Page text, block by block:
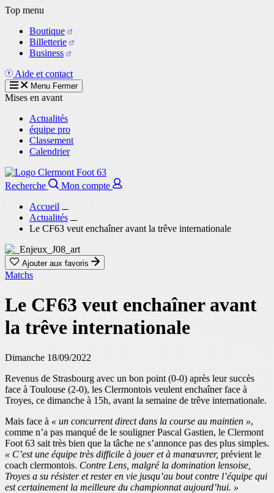
Aller
contenu
principal
Top menu
Boutique
Billetterie
Business
Aide et contact
Menu Fermer
Mises en avant
Actualités
équipe pro
Classement
Calendrier
Recherche
Mon compte
Accueil
Actualités
Le CF63 veut enchaîner avant la trêve internationale
Ajouter aux favoris
Matchs
Le CF63 veut enchaîner avant
la trêve internationale
Dimanche 18/09/2022
Revenus de Strasbourg avec un bon point (0-0) après leur succès
face à Toulouse (2-0), les Clermontois veulent enchaîner face à
Troyes, ce dimanche à 15h, avant la semaine de trêve internationale.
Mais face à « un concurrent direct dans la course au maintien »,
comme n’a pas manqué de le souligner Pascal Gastien, le Clermont
Foot 63 sait très bien que la tâche ne s’annonce pas des plus simples.
« C’est une équipe très difficile à jouer et à manœuvrer, prévient le
coach clermontois. Contre Lens, malgré la domination lensoise,
Troyes a su résister et rester en vie jusqu’au bout contre l’équipe qui
est certainement la meilleure du championnat aujourd’hui. »